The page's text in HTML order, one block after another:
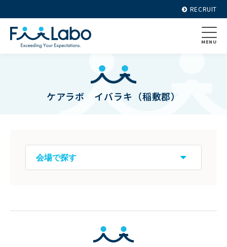
RECRUIT
MENU
ケアラボ イバラキ（稲敷郡）